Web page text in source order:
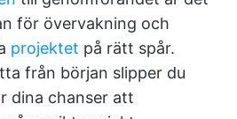
för övervakning och
projektet på rätt spår.
från början slipper du
dina chanser att